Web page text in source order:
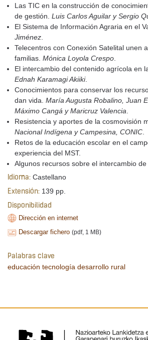
Las TIC en la construcción de
de gestión.Luis Carlos Aguilar y Sergio
El Sistema de Información Agraria en el
Jiménez.
Telecentros con Conexión Satelital unen
familias.Mónica Loyola Crespo.
El intercambio del contenido agrícola en
Ednah Karamagi Akiiki.
Conocimientos para conservar los
dan vida.María Augusta Robalino, Juan
Máximo Cangá y Maricruz Valencia.
Resistencia y aportes de la cosmovisión
Nacional Indígena y Campesina, CONIC.
Retos de la educación escolar en el
experiencia del MST.
Algunos recursos sobre el intercambio
Idioma: Castellano
Extensión: 139 pp.
Disponibilidad
Dirección en internet
Descargar fichero (pdf, 1 MB)
Palabras clave
educación tecnología desarrollo rural